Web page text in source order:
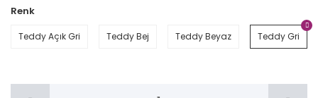
Renk
Teddy Açık Gri Teddy Bej Teddy Beyaz Teddy Gri